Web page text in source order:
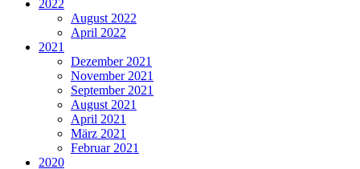
2022
August 2022
April 2022
2021
Dezember 2021
November 2021
September 2021
August 2021
April 2021
März 2021
Februar 2021
2020